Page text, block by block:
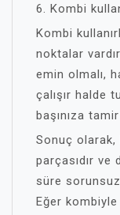
6. Kombi
Kombi
noktalar
emin olmalı,
çalışır halde
başınıza
Sonuç
parçasıdır ve
süre
Eğer